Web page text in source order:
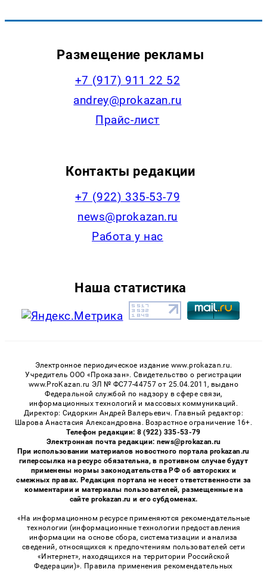
Размещение рекламы
+7 (917) 911 22 52
andrey@prokazan.ru
Прайс-лист
Контакты редакции
+7 (922) 335-53-79
news@prokazan.ru
Работа у нас
Наша статистика
Электронное периодическое издание www.prokazan.ru.
Учредитель ООО «Проказан». Cвидетельство о регистрации
www.ProKazan.ru ЭЛ № ФС77-44757 от 25.04.2011, выдано
Федеральной службой по надзору в сфере связи,
информационных технологий и массовых коммуникаций.
Директор: Сидоркин Андрей Валерьевич. Главный редактор:
Шарова Анастасия Александровна. Возрастное ограничение 16+.
Телефон редакции: 8 (922) 335-53-79
Электронная почта редакции: news@prokazan.ru
При использовании материалов новостного портала prokazan.ru
гиперссылка на ресурс обязательна, в противном случае будут
применены нормы законодательства РФ об авторских и
смежных правах. Редакция портала не несет ответственности за
комментарии и материалы пользователей, размещенные на
сайте prokazan.ru и его субдоменах.
«На информационном ресурсе применяются рекомендательные
технологии (информационные технологии предоставления
информации на основе сбора, систематизации и анализа
сведений, относящихся к предпочтениям пользователей сети
«Интернет», находящихся на территории Российской
Федерации)». Правила применения рекомендательных